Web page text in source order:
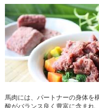
馬肉には、パートナーの身体を
酸がバランス良く豊富に含まれ